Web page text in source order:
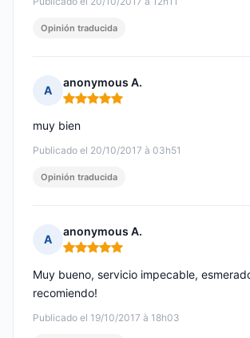
Opinión traducida
A
anonymous A.
Nota: 5 de 5
Publicado el 20/10/2017 à 03h51
muy bien
Opinión traducida
A
anonymous A.
Nota: 5 de 5
Publicado el 19/10/2017 à 18h03
Muy bueno, servicio impecable,
recomiendo!